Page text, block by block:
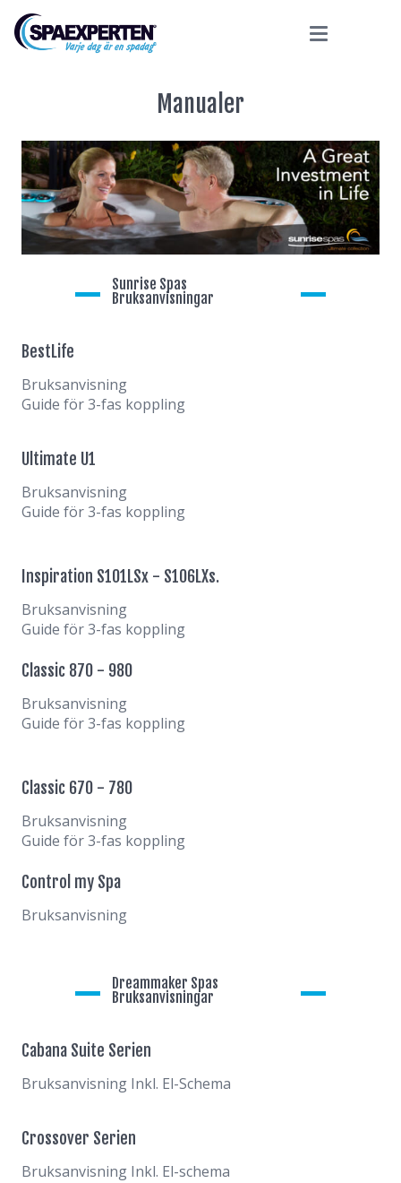
Manualer
Sunrise Spas
Bruksanvisningar
BestLife
Bruksanvisning
Guide för 3-fas koppling
Ultimate U1
Bruksanvisning
Guide för 3-fas koppling
Inspiration S101LSx - S106LXs.
Bruksanvisning
Guide för 3-fas koppling
Classic 870 - 980
Bruksanvisning
Guide för 3-fas koppling
Classic 670 - 780
Bruksanvisning
Guide för 3-fas koppling
Control my Spa
Bruksanvisning
Dreammaker Spas
Bruksanvisningar
Cabana Suite Serien
Bruksanvisning Inkl. El-Schema
Crossover Serien
Bruksanvisning Inkl. El-schema